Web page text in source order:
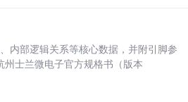
内部逻辑关系等核心数据，并附引脚参
士兰微电子官方规格书（版本